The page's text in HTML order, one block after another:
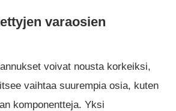
varaosien
voivat nousta korkeiksi,
vaihtaa suurempia osia, kuten
komponentteja. Yksi